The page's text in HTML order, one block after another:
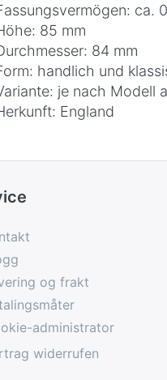
ca.
85 mm
84 mm
handlich und
je nach Modell
England
og frakt
administrator
widerrufen